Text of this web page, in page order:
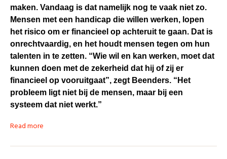
maken. Vandaag is dat namelijk nog te vaak niet zo.
Mensen met een handicap die willen werken, lopen
het risico om er financieel op achteruit te gaan. Dat is
onrechtvaardig, en het houdt mensen tegen om hun
talenten in te zetten. “Wie wil en kan werken, moet dat
kunnen doen met de zekerheid dat hij of zij er
financieel op vooruitgaat”, zegt Beenders. “Het
probleem ligt niet bij de mensen, maar bij een
systeem dat niet werkt.”
Read more